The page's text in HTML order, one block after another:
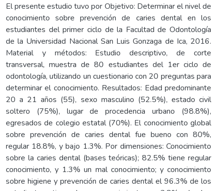
El presente estudio tuvo por Objetivo: Determinar el nivel de
conocimiento sobre prevención de caries dental en los
estudiantes del primer ciclo de la Facultad de Odontología
de la Universidad Nacional San Luis Gonzaga de Ica, 2016.
Material y métodos: Estudio descriptivo, de corte
transversal, muestra de 80 estudiantes del 1er ciclo de
odontología, utilizando un cuestionario con 20 preguntas para
determinar el conocimiento. Resultados: Edad predominante
20 a 21 años (55), sexo masculino (52.5%), estado civil
soltero (75%), lugar de procedencia urbano (98.8%),
egresados de colegio estatal (70%). El conocimiento global
sobre prevención de caries dental fue bueno con 80%,
regular 18.8%, y bajo 1.3%. Por dimensiones: Conocimiento
sobre la caries dental (bases teóricas); 82.5% tiene regular
conocimiento, y 1.3% un mal conocimiento; y conocimiento
sobre higiene y prevención de caries dental el 96.3% de los